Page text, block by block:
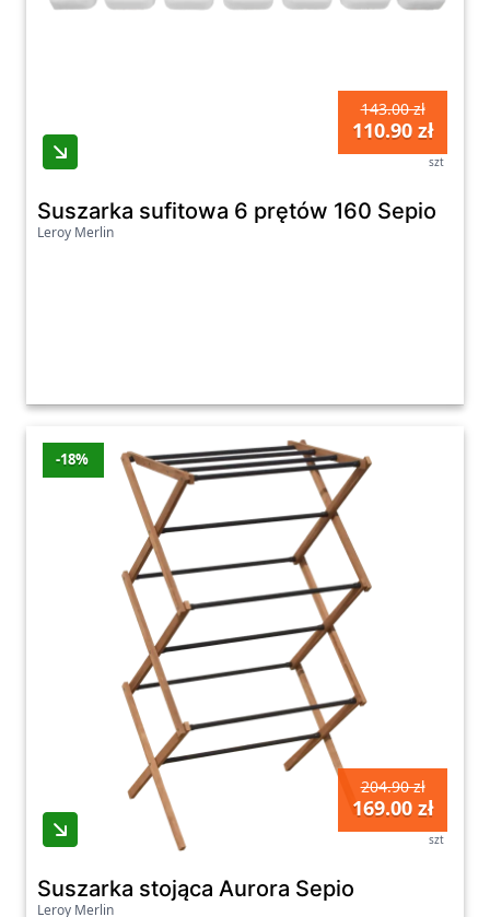
143.00 zł
110.90 zł
szt
Suszarka sufitowa 6 prętów 160 Sepio
Leroy Merlin
-18%
204.90 zł
169.00 zł
szt
Suszarka stojąca Aurora Sepio
Leroy Merlin